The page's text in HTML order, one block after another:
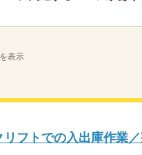
表示
リフトでの入出庫作業